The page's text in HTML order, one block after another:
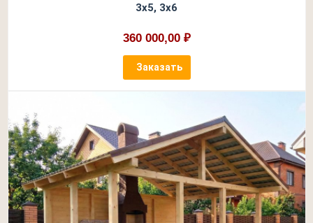
3х5, 3х6
360 000,00 ₽
Заказать